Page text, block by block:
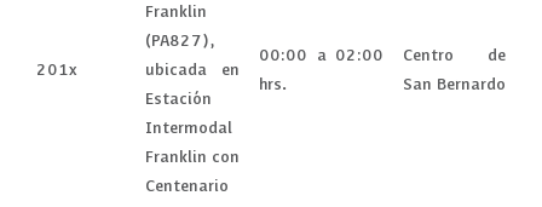
00:00 a 02:00
hrs.
201x
Franklin
(PA827),
ubicada en
Estación
Intermodal
Franklin con
Centenario
Centro de
San Bernardo